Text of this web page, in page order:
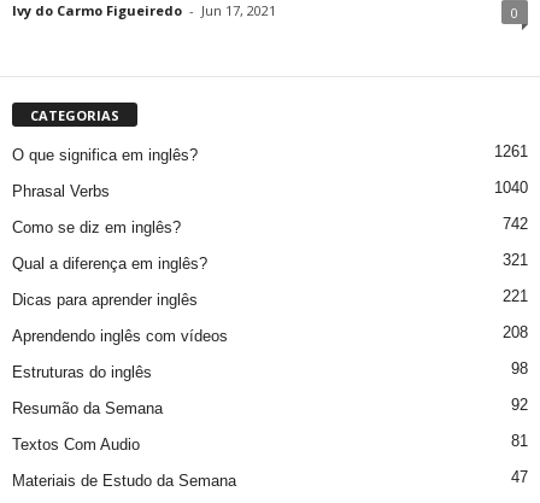
Ivy do Carmo Figueiredo - Jun 17, 2021 0
CATEGORIAS
O que significa em inglês? 1261
Phrasal Verbs 1040
Como se diz em inglês? 742
Qual a diferença em inglês? 321
Dicas para aprender inglês 221
Aprendendo inglês com vídeos 208
Estruturas do inglês 98
Resumão da Semana 92
Textos Com Audio 81
Materiais de Estudo da Semana 47